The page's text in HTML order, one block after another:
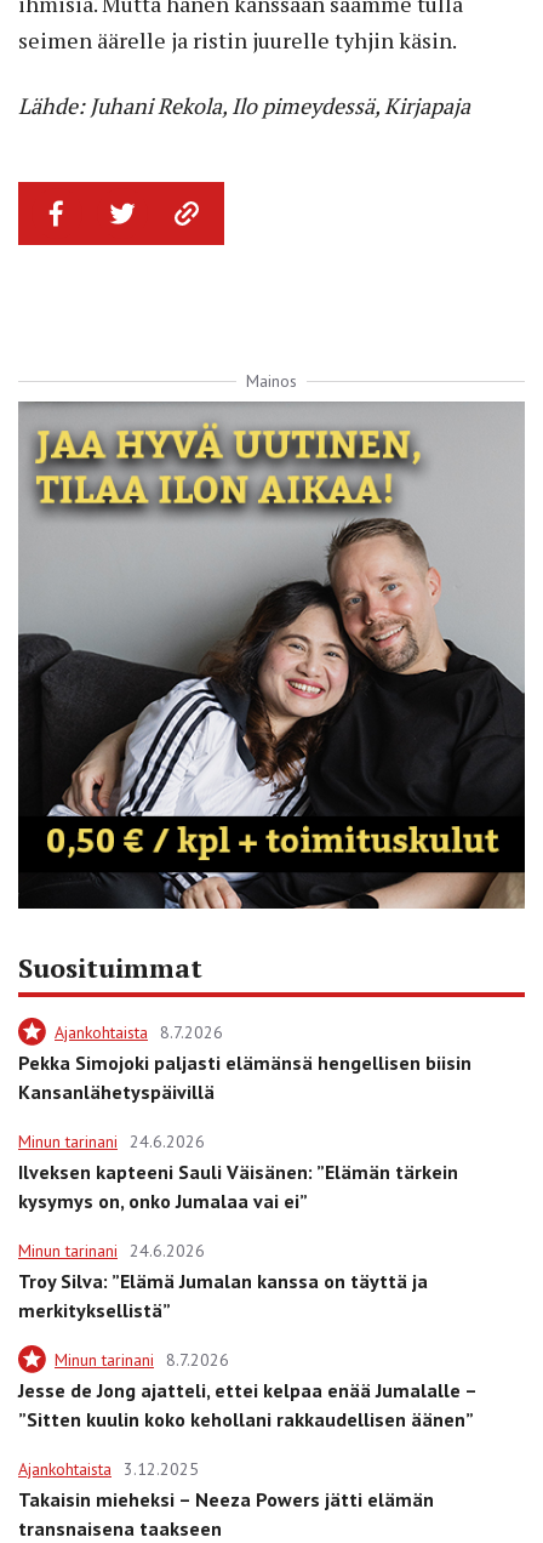
seimen äärelle ja ristin juurelle tyhjin käsin.
Lähde: Juhani Rekola, Ilo pimeydessä, Kirjapaja
Mainos
Suosituimmat
Ajankohtaista 8.7.2026
Pekka Simojoki paljasti elämänsä hengellisen biisin
Kansanlähetyspäivillä
Minun tarinani 24.6.2026
Ilveksen kapteeni Sauli Väisänen: ”Elämän tärkein
kysymys on, onko Jumalaa vai ei”
Minun tarinani 24.6.2026
Troy Silva: ”Elämä Jumalan kanssa on täyttä ja
merkityksellistä”
Minun tarinani 8.7.2026
Jesse de Jong ajatteli, ettei kelpaa enää Jumalalle –
”Sitten kuulin koko kehollani rakkaudellisen äänen”
Ajankohtaista 3.12.2025
Takaisin mieheksi – Neeza Powers jätti elämän
transnaisena taakseen